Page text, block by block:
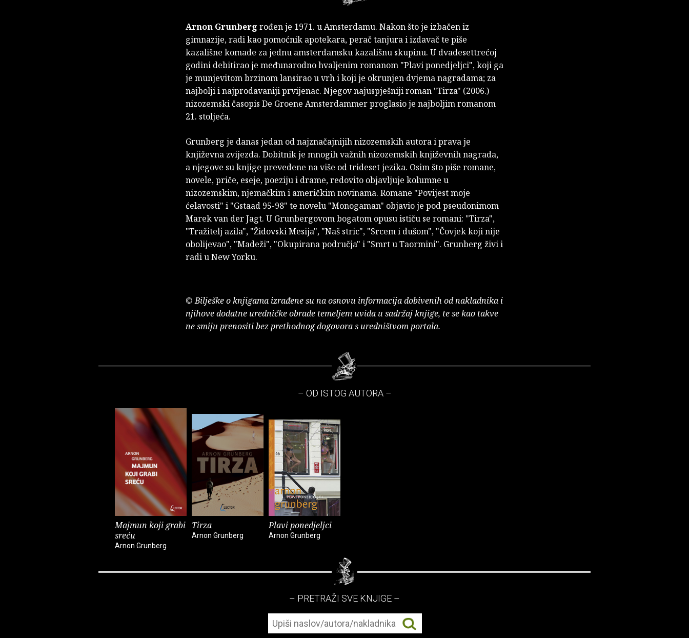
Arnon Grunberg rođen je 1971. u Amsterdamu. Nakon što je izbačen iz
gimnazije, radi kao pomoćnik apotekara, perač tanjura i izdavač te piše
kazališne komade za jednu amsterdamsku kazališnu skupinu. U dvadesettrećoj
godini debitirao je međunarodno hvaljenim romanom "Plavi ponedjeljci", koji ga
je munjevitom brzinom lansirao u vrh i koji je okrunjen dvjema nagradama; za
najbolji i najprodavaniji prvijenac. Njegov najuspješniji roman "Tirza" (2006.)
nizozemski časopis De Groene Amsterdammer proglasio je najboljim romanom
21. stoljeća.
Grunberg je danas jedan od najznačajnijih nizozemskih autora i prava je
književna zvijezda. Dobitnik je mnogih važnih nizozemskih književnih nagrada,
a njegove su knjige prevedene na više od trideset jezika. Osim što piše romane,
novele, priče, eseje, poeziju i drame, redovito objavljuje kolumne u
nizozemskim, njemačkim i američkim novinama. Romane "Povijest moje
ćelavosti" i "Gstaad 95-98" te novelu "Monogaman" objavio je pod pseudonimom
Marek van der Jagt. U Grunbergovom bogatom opusu ističu se romani: "Tirza",
"Tražitelj azila", "Židovski Mesija", "Naš stric", "Srcem i dušom", "Čovjek koji nije
obolijevao", "Madeži", "Okupirana područja" i "Smrt u Taormini". Grunberg živi i
radi u New Yorku.
© Bilješke o knjigama izrađene su na osnovu informacija dobivenih od nakladnika i
njihove dodatne uredničke obrade temeljem uvida u sadržaj knjige, te se kao takve
ne smiju prenositi bez prethodnog dogovora s uredništvom portala.
– OD ISTOG AUTORA –
Majmun koji grabi
sreću
Arnon Grunberg
Tirza
Arnon Grunberg
Plavi ponedjeljci
Arnon Grunberg
– PRETRAŽI SVE KNJIGE –